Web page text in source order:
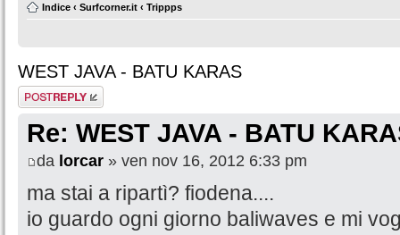
Indice ‹ Surfcorner.it ‹ Trippps
WEST JAVA - BATU KARAS
Rispondi al
messaggio
Re: WEST JAVA - BATU
da lorcar » ven nov 16, 2012 6:33 pm
ma stai a ripartì? fiodena....
io guardo ogni giorno baliwaves e mi